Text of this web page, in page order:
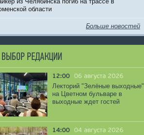
области
Больше новостей
ВЫБОР РЕДАКЦИИ
12:00 06 августа 2026
Лекторий "Зелёные выходные"
на Цветном бульваре в
выходные ждет гостей
14:00 04 августа 2026